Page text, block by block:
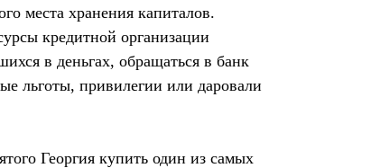
места хранения капиталов.
кредитной организации
в деньгах, обращаться в банк
льготы, привилегии или даровали
Георгия купить один из самых